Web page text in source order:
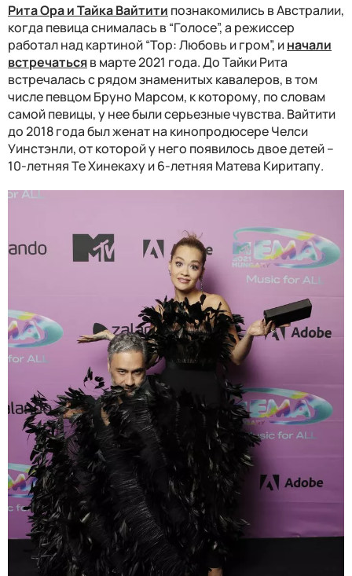
Рита Ора и Тайка Вайтити познакомились в Австралии,
когда певица снималась в “Голосе”, а режиссер
работал над картиной “Тор: Любовь и гром”, иначали
встречатьсяв марте 2021 года. До Тайки Рита
встречалась с рядом знаменитых кавалеров, в том
числе певцом Бруно Марсом, к которому, по словам
самой певицы, у нее были серьезные чувства. Вайтити
до 2018 года был женат на кинопродюсере Челси
Уинстэнли, от которой у него появилось двое детей –
10-летняя Те Хинекаху и 6-летняя Матева Киритапу.